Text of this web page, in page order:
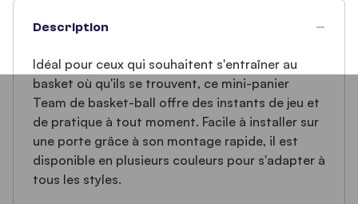
Description
Idéal pour ceux qui souhaitent s'entraîner au
basket où qu'ils se trouvent, ce mini-panier
Team de basket-ball offre des instants de jeu et
de pratique à tout moment. Facile à installer sur
une porte grâce à son montage rapide, il est
disponible en plusieurs couleurs pour s'adapter à
tous les styles.